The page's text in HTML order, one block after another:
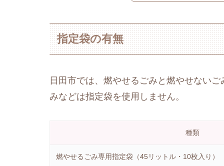
指定袋の有無
日田市では、燃やせるごみと燃やせない
みなどは指定袋を使用しません。
種類
燃やせるごみ専用指定袋（45リットル・10枚入り）